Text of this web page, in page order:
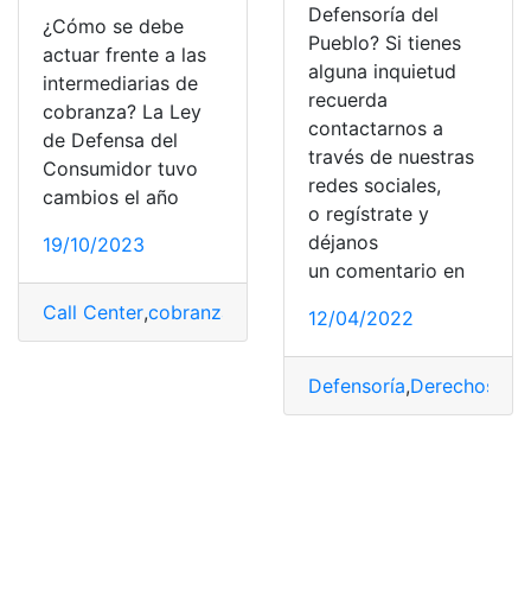
¿Cómo se debe
actuar frente a las
intermediarias de
cobranza? La Ley
de Defensa del
Consumidor tuvo
cambios el año
19/10/2023
Call Center,cobranza Defensoría,deuda,intermediario
Defensoría del
Pueblo? Si tienes
alguna inquietud
recuerda
contactarnos a
través de nuestras
redes sociales,
o regístrate y
déjanos
un comentario en
12/04/2022
Defensoría,Derechos